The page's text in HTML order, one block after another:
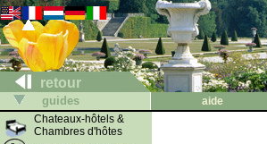
retour
guides aide
Chateaux-hôtels &
Chambres d'hôtes